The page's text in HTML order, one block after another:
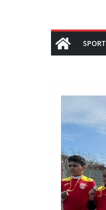
SPORT